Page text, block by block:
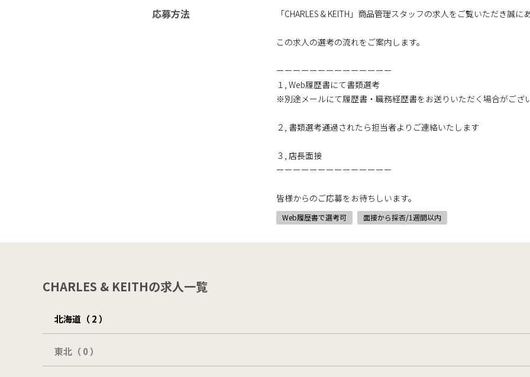
応募方法 「CHARLES & KEITH」商品管理スタッフの求人をご覧いただき誠
この求人の選考の流れをご案内します。
ーーーーーーーーーーーーーー
１, Web履歴書にて書類選考
※別途メールにて履歴書・職務経歴書をお送りいただく場合がござ
２, 書類選考通過されたら担当者よりご連絡いたします
３, 店長面接
ーーーーーーーーーーーーーー
皆様からのご応募をお待ちしいます。
Web履歴書で選考可 面接から採否/1週間以内
CHARLES & KEITHの求人一覧
北海道（ 2 ）
東北（ 0 ）